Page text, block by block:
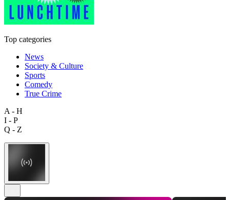
Top categories
News
Society & Culture
Sports
Comedy
True Crime
A - H
I - P
Q - Z